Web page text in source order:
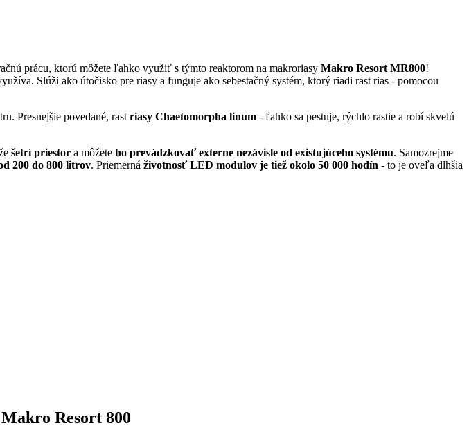
prácu, ktorú môžete ľahko využiť s týmto reaktorom na makroriasy Makro Resort MR800!
Slúži ako útočisko pre riasy a funguje ako sebestačný systém, ktorý riadi rast rias - pomocou
Presnejšie povedané, rast riasy Chaetomorpha linum - ľahko sa pestuje, rýchlo rastie a robí skvelú
šetrí priestor a môžete ho prevádzkovať externe nezávisle od existujúceho systému. Samozrejme
200 do 800 litrov. Priemerná životnosť LED modulov je tiež okolo 50 000 hodín - to je oveľa dlhšia
Resort 800